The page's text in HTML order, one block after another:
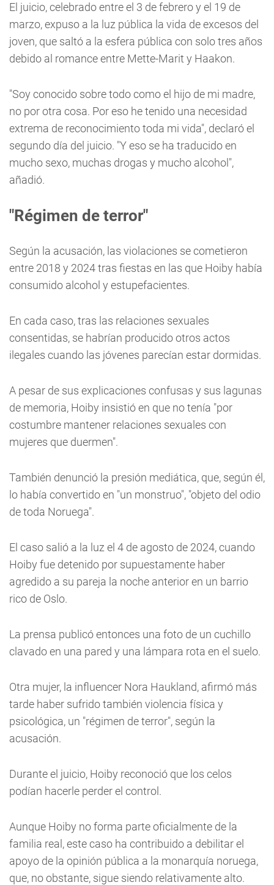
El juicio, celebrado entre el 3 de febrero y el 19 de
marzo, expuso a la luz pública la vida de excesos del
joven, que saltó a la esfera pública con solo tres años
debido al romance entre Mette-Marit y Haakon.
"Soy conocido sobre todo como el hijo de mi madre,
no por otra cosa. Por eso he tenido una necesidad
extrema de reconocimiento toda mi vida", declaró el
segundo día del juicio. "Y eso se ha traducido en
mucho sexo, muchas drogas y mucho alcohol",
añadió.
"Régimen de terror"
Según la acusación, las violaciones se cometieron
entre 2018 y 2024 tras fiestas en las que Hoiby había
consumido alcohol y estupefacientes.
En cada caso, tras las relaciones sexuales
consentidas, se habrían producido otros actos
ilegales cuando las jóvenes parecían estar dormidas.
A pesar de sus explicaciones confusas y sus lagunas
de memoria, Hoiby insistió en que no tenía "por
costumbre mantener relaciones sexuales con
mujeres que duermen".
También denunció la presión mediática, que, según él,
lo había convertido en "un monstruo", "objeto del odio
de toda Noruega".
El caso salió a la luz el 4 de agosto de 2024, cuando
Hoiby fue detenido por supuestamente haber
agredido a su pareja la noche anterior en un barrio
rico de Oslo.
La prensa publicó entonces una foto de un cuchillo
clavado en una pared y una lámpara rota en el suelo.
Otra mujer, la influencer Nora Haukland, afirmó más
tarde haber sufrido también violencia física y
psicológica, un "régimen de terror", según la
acusación.
Durante el juicio, Hoiby reconoció que los celos
podían hacerle perder el control.
Aunque Hoiby no forma parte oficialmente de la
familia real, este caso ha contribuido a debilitar el
apoyo de la opinión pública a la monarquía noruega,
que, no obstante, sigue siendo relativamente alto.